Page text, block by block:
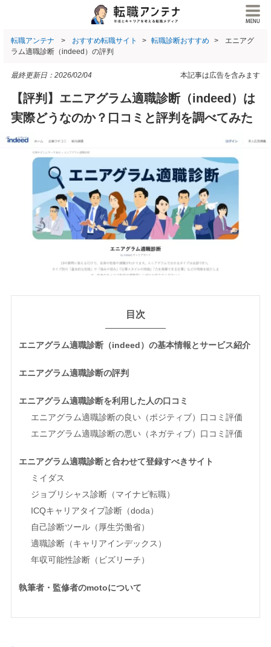
転職アンテナ おすすめ転職サイト 転職診断おすすめ
エニアグ
ラム適職診断（indeed）の評判
本記事は広告を含みます
最終更新日： 2026/02/04
【評判】エニアグラム適職診断（indeed）は
実際どうなのか？口コミと評判を調べてみた
目次
エニアグラム適職診断（indeed）の基本情報とサービス紹介
エニアグラム適職診断の評判
エニアグラム適職診断を利用した人の口コミ
エニアグラム適職診断の良い（ポジティブ）口コミ評価
エニアグラム適職診断の悪い（ネガティブ）口コミ評価
エニアグラム適職診断と合わせて登録すべきサイト
ミイダス
ジョブリシャス診断（マイナビ転職）
ICQキャリアタイプ診断（doda）
自己診断ツール（厚生労働省）
適職診断（キャリアインデックス）
年収可能性診断（ビズリーチ）
執筆者・監修者のmotoについて